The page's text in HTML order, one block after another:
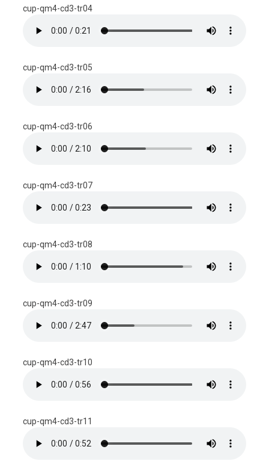
cup-qm4-cd3-tr04
cup-qm4-cd3-tr05
cup-qm4-cd3-tr06
cup-qm4-cd3-tr07
cup-qm4-cd3-tr08
cup-qm4-cd3-tr09
cup-qm4-cd3-tr10
cup-qm4-cd3-tr11